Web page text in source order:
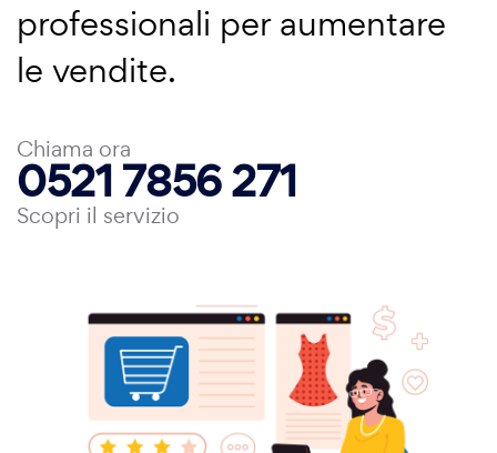
professionali per aumentare
le vendite.
Chiama ora
0521 7856 271
Scopri il servizio